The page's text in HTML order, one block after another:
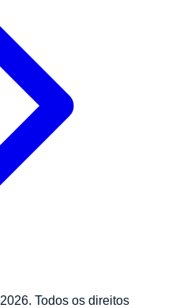
2026. Todos os direitos